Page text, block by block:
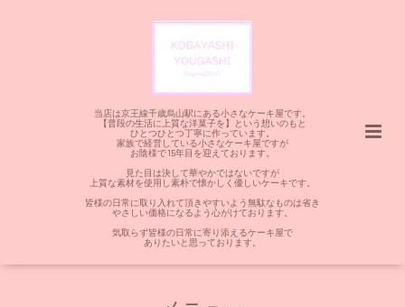
当店は京王線千歳烏山駅にある小さなケーキ屋です。
【普段の生活に上質な洋菓子を】という想いのもと
ひとつひとつ丁寧に作っています。
家族で経営している小さなケーキ屋ですが
お陰様で15年目を迎えております。
見た目は決して華やかではないですが
上質な素材を使用し素朴で懐かしく優しいケーキです。
皆様の日常に取り入れて頂きやすいよう無駄なものは省き
やさしい価格になるよう心がけております。
気取らず皆様の日常に寄り添えるケーキ屋で
ありたいと思っております。